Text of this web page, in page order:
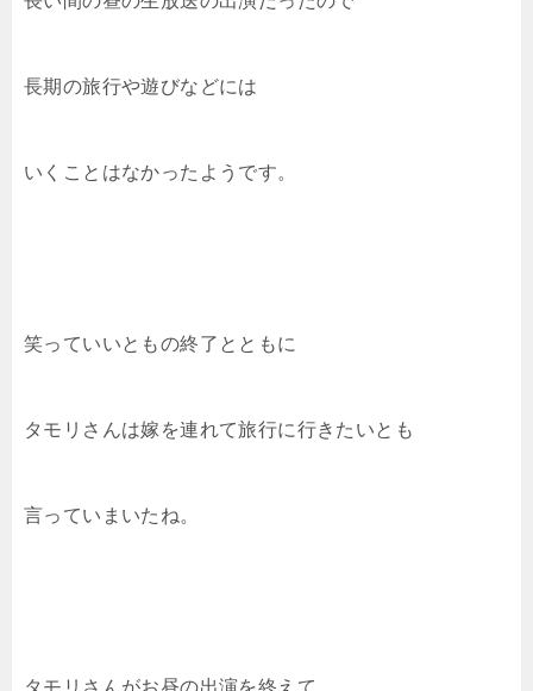
長期の旅行や遊びなどには
いくことはなかったようです。
笑っていいともの終了とともに
タモリさんは嫁を連れて旅行に行きたいとも
言っていまいたね。